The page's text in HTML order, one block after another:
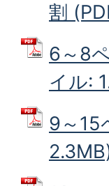
割
6～8
イル:
9～15